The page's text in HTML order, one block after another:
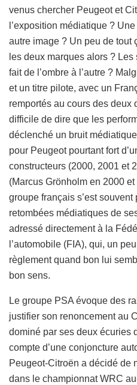
venus chercher Peugeot et
l’exposition médiatique ?
autre image ? Un peu de tout
les deux marques alors ? Les
fait de l’ombre à l’autre ?
et un titre pilote, avec un
remportés au cours des deux
difficile de dire que les
déclenché un bruit
pour Peugeot pourtant fort
constructeurs (2000, 2001 et
(Marcus Grönholm en 2000
groupe français s’est
retombées médiatiques de
adressé directement à la
l’automobile (FIA), qui, un
règlement quand bon lui
bon sens.
Le groupe PSA évoque des
justifier son renoncement au
dominé par ses deux écuries
compte d’une conjoncture
Peugeot-Citroën a décidé de
dans le championnat WRC